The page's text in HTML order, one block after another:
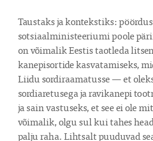
Taustaks ja kontekstiks:
sotsiaalministeeriumi poole
on võimalik Eestis taotleda
kanepisortide kasvatamiseks,
Liidu sordiraamatusse — et
sordiaretusega ja ravikanepi
ja sain vastuseks, et see ei ole
võimalik, olgu sul kui tahes
palju raha. Lihtsalt puuduvad